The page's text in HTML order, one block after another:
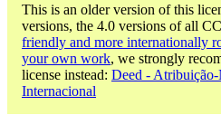
This is an older version of this
versions, the 4.0 versions of all
friendly and more internationally
your own work, we strongly
license instead: Deed -
Internacional